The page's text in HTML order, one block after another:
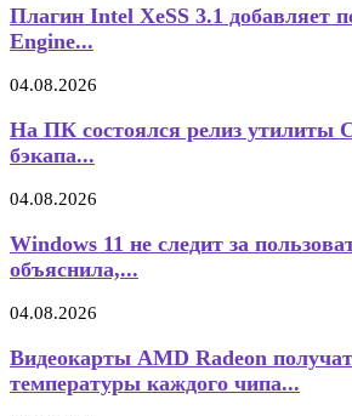
Плагин Intel XeSS 3.1 добавляет
Engine...
04.08.2026
На ПК состоялся релиз утилиты
бэкапа...
04.08.2026
Windows 11 не следит за
объяснила,...
04.08.2026
Видеокарты AMD Radeon
температуры каждого чипа...